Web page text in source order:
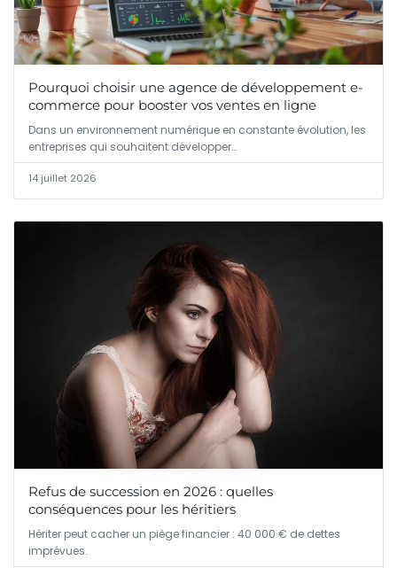
Pourquoi choisir une agence de développement e-
commerce pour booster vos ventes en ligne
Dans un environnement numérique en constante évolution, les
entreprises qui souhaitent développer…
14 juillet 2026
Refus de succession en 2026 : quelles
conséquences pour les héritiers
Hériter peut cacher un piège financier : 40 000 € de dettes
imprévues.